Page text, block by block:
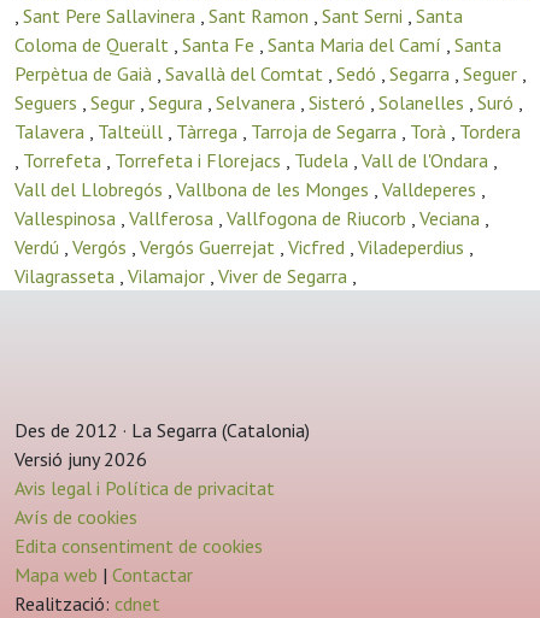
, Sant Pere Sallavinera , Sant Ramon , Sant Serni , Santa
Coloma de Queralt , Santa Fe , Santa Maria del Camí , Santa
Perpètua de Gaià , Savallà del Comtat , Sedó , Segarra , Seguer ,
Seguers , Segur , Segura , Selvanera , Sisteró , Solanelles , Suró ,
Talavera , Talteüll , Tàrrega , Tarroja de Segarra , Torà , Tordera
, Torrefeta , Torrefeta i Florejacs , Tudela , Vall de l'Ondara ,
Vall del Llobregós , Vallbona de les Monges , Valldeperes ,
Vallespinosa , Vallferosa , Vallfogona de Riucorb , Veciana ,
Verdú , Vergós , Vergós Guerrejat , Vicfred , Viladeperdius ,
Vilagrasseta , Vilamajor , Viver de Segarra ,
Des de 2012 · La Segarra (Catalonia)
Versió juny 2026
Avis legal i Política de privacitat
Avís de cookies
Edita consentiment de cookies
Mapa web | Contactar
Realització: cdnet